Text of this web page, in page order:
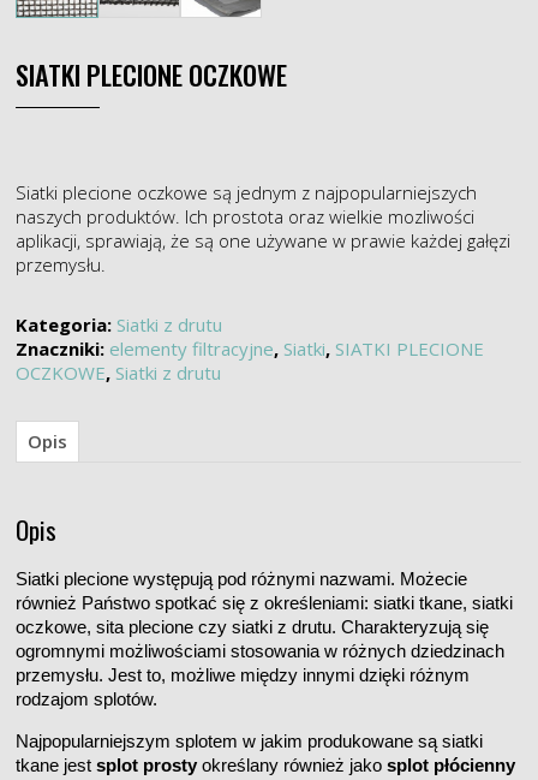
SIATKI PLECIONE OCZKOWE
Siatki plecione oczkowe są jednym z najpopularniejszych
naszych produktów. Ich prostota oraz wielkie mozliwości
aplikacji, sprawiają, że są one używane w prawie każdej gałęzi
przemysłu.
Kategoria: Siatki z drutu
Znaczniki: elementy filtracyjne, Siatki, SIATKI PLECIONE
OCZKOWE, Siatki z drutu
Opis
Opis
Siatki plecione występują pod różnymi nazwami. Możecie
również Państwo spotkać się z określeniami: siatki tkane, siatki
oczkowe, sita plecione czy siatki z drutu. Charakteryzują się
ogromnymi możliwościami stosowania w różnych dziedzinach
przemysłu. Jest to, możliwe między innymi dzięki różnym
rodzajom splotów.
Najpopularniejszym splotem w jakim produkowane są siatki
tkane jestsplot prosty określany również jakosplot płócienny